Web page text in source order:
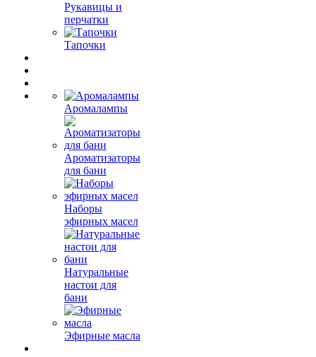
Рукавицы и
перчатки
Тапочки
Аромалампы
Ароматизаторы
для бани
Наборы
эфирных масел
Натуральные
настои для
бани
Эфирные масла